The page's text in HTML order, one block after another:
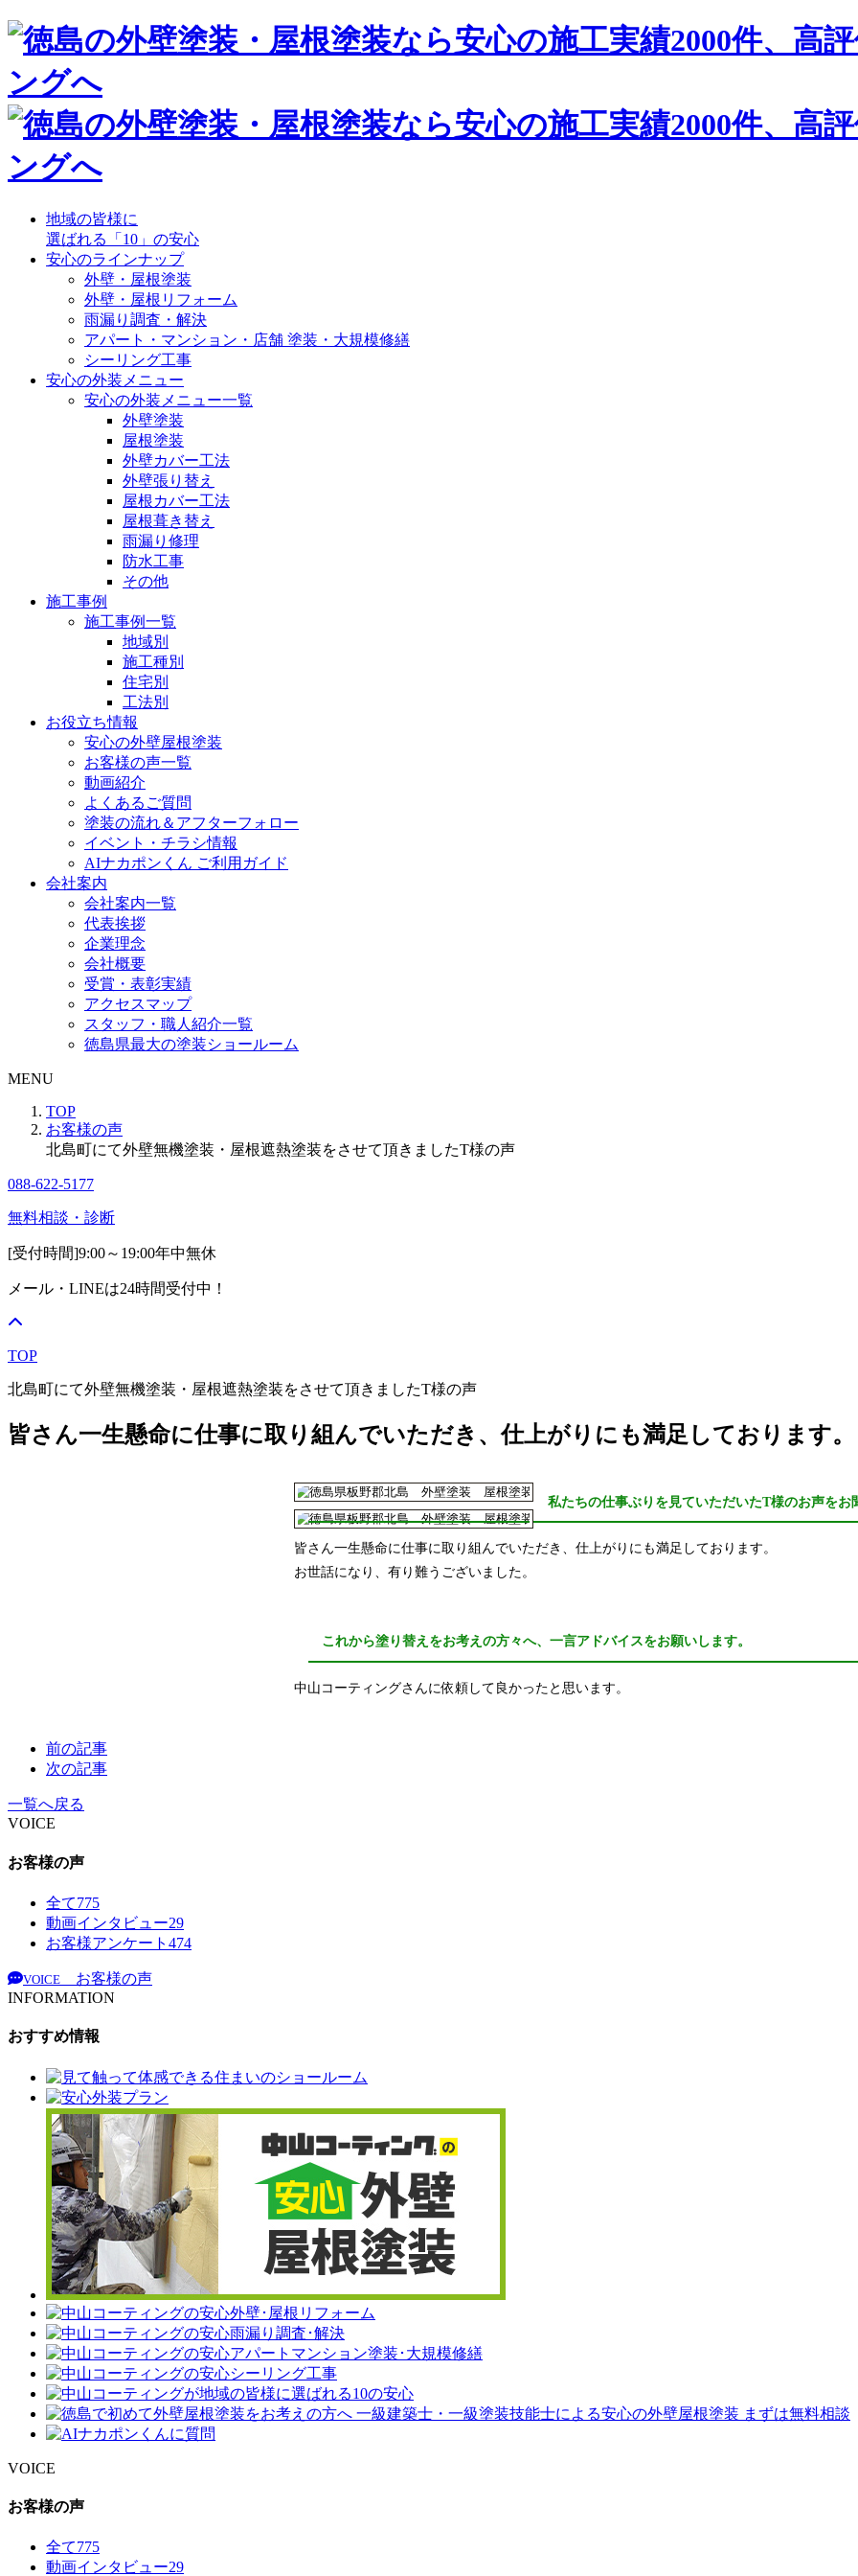
地域の皆様に
選ばれる「10」の安心
安心のラインナップ
外壁・屋根塗装
外壁・屋根リフォーム
雨漏り調査・解決
アパート・マンション・店舗 塗装・大規模修繕
シーリング工事
安心の外装メニュー
安心の外装メニュー一覧
外壁塗装
屋根塗装
外壁カバー工法
外壁張り替え
屋根カバー工法
屋根葺き替え
雨漏り修理
防水工事
その他
施工事例
施工事例一覧
地域別
施工種別
住宅別
工法別
お役立ち情報
安心の外壁屋根塗装
お客様の声一覧
動画紹介
よくあるご質問
塗装の流れ＆アフターフォロー
イベント・チラシ情報
AIナカポンくん ご利用ガイド
会社案内
会社案内一覧
代表挨拶
企業理念
会社概要
受賞・表彰実績
アクセスマップ
スタッフ・職人紹介一覧
徳島県最大の塗装ショールーム
MENU
TOP
お客様の声
北島町にて外壁無機塗装・屋根遮熱塗装をさせて頂きましたT様の声
088-622-5177
無料相談・診断
[受付時間]9:00～19:00年中無休
メール・LINEは24時間受付中！
TOP
北島町にて外壁無機塗装・屋根遮熱塗装をさせて頂きましたT様の声
皆さん一生懸命に仕事に取り組んでいただき、仕上がりにも満足しております。
私たちの仕事ぶりを見ていただいたT様のお声をお
皆さん一生懸命に仕事に取り組んでいただき、仕上がりにも満足しております。
お世話になり、有り難うございました。
これから塗り替えをお考えの方々へ、一言アドバイスをお願いします。
中山コーティングさんに依頼して良かったと思います。
前の記事
次の記事
一覧へ戻る
VOICE
お客様の声
全て775
動画インタビュー29
お客様アンケート 474
VOICE
お客様の声
INFORMATION
おすすめ情報
VOICE
お客様の声
全て775
動画インタビュー29